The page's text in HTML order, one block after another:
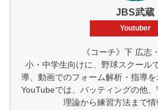
JBS武蔵
Youtuber
《コーチ》下 広志
小・中学生向けに、野球スクール
導、動画でのフォーム解析・指導を
YouTubeでは、バッティングの他
理論から練習方法まで情